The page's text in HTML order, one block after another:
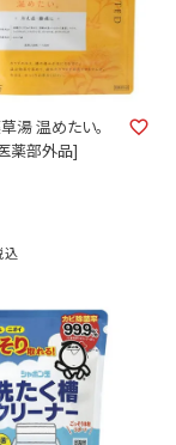
湯 温めたい。
薬部外品]
込